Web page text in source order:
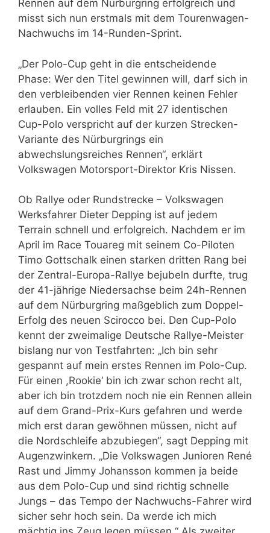
Rennen auf dem Nürburgring erfolgreich und
misst sich nun erstmals mit dem Tourenwagen-
Nachwuchs im 14-Runden-Sprint.
„Der Polo-Cup geht in die entscheidende
Phase: Wer den Titel gewinnen will, darf sich in
den verbleibenden vier Rennen keinen Fehler
erlauben. Ein volles Feld mit 27 identischen
Cup-Polo verspricht auf der kurzen Strecken-
Variante des Nürburgrings ein
abwechslungsreiches Rennen“, erklärt
Volkswagen Motorsport-Direktor Kris Nissen.
Ob Rallye oder Rundstrecke – Volkswagen
Werksfahrer Dieter Depping ist auf jedem
Terrain schnell und erfolgreich. Nachdem er im
April im Race Touareg mit seinem Co-Piloten
Timo Gottschalk einen starken dritten Rang bei
der Zentral-Europa-Rallye bejubeln durfte, trug
der 41-jährige Niedersachse beim 24h-Rennen
auf dem Nürburgring maßgeblich zum Doppel-
Erfolg des neuen Scirocco bei. Den Cup-Polo
kennt der zweimalige Deutsche Rallye-Meister
bislang nur von Testfahrten: „Ich bin sehr
gespannt auf mein erstes Rennen im Polo-Cup.
Für einen ,Rookie‘ bin ich zwar schon recht alt,
aber ich bin trotzdem noch nie ein Rennen allein
auf dem Grand-Prix-Kurs gefahren und werde
mich erst daran gewöhnen müssen, nicht auf
die Nordschleife abzubiegen“, sagt Depping mit
Augenzwinkern. „Die Volkswagen Junioren René
Rast und Jimmy Johansson kommen ja beide
aus dem Polo-Cup und sind richtig schnelle
Jungs – das Tempo der Nachwuchs-Fahrer wird
sicher sehr hoch sein. Da werde ich mich